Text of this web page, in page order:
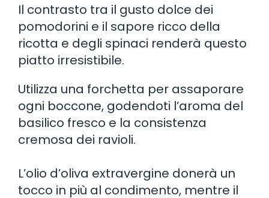
Il contrasto tra il gusto dolce dei
pomodorini e il sapore ricco della
ricotta e degli spinaci renderà questo
piatto irresistibile.
Utilizza una forchetta per assaporare
ogni boccone, godendoti l’aroma del
basilico fresco e la consistenza
cremosa dei ravioli.
L’olio d’oliva extravergine donerà un
tocco in più al condimento, mentre il